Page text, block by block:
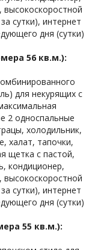
сутки), интернет
дня (сутки)
56 кв.м.):
для некурящих с
2 односпальные
холодильник,
халат, тапочки,
щетка с пастой,
кондиционер,
сутки), интернет
дня (сутки)
55 кв.м.):